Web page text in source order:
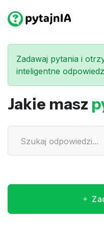
Zadawaj pytania i
inteligentne
Jakie masz